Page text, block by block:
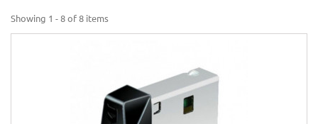
Showing 1 - 8 of 8 items